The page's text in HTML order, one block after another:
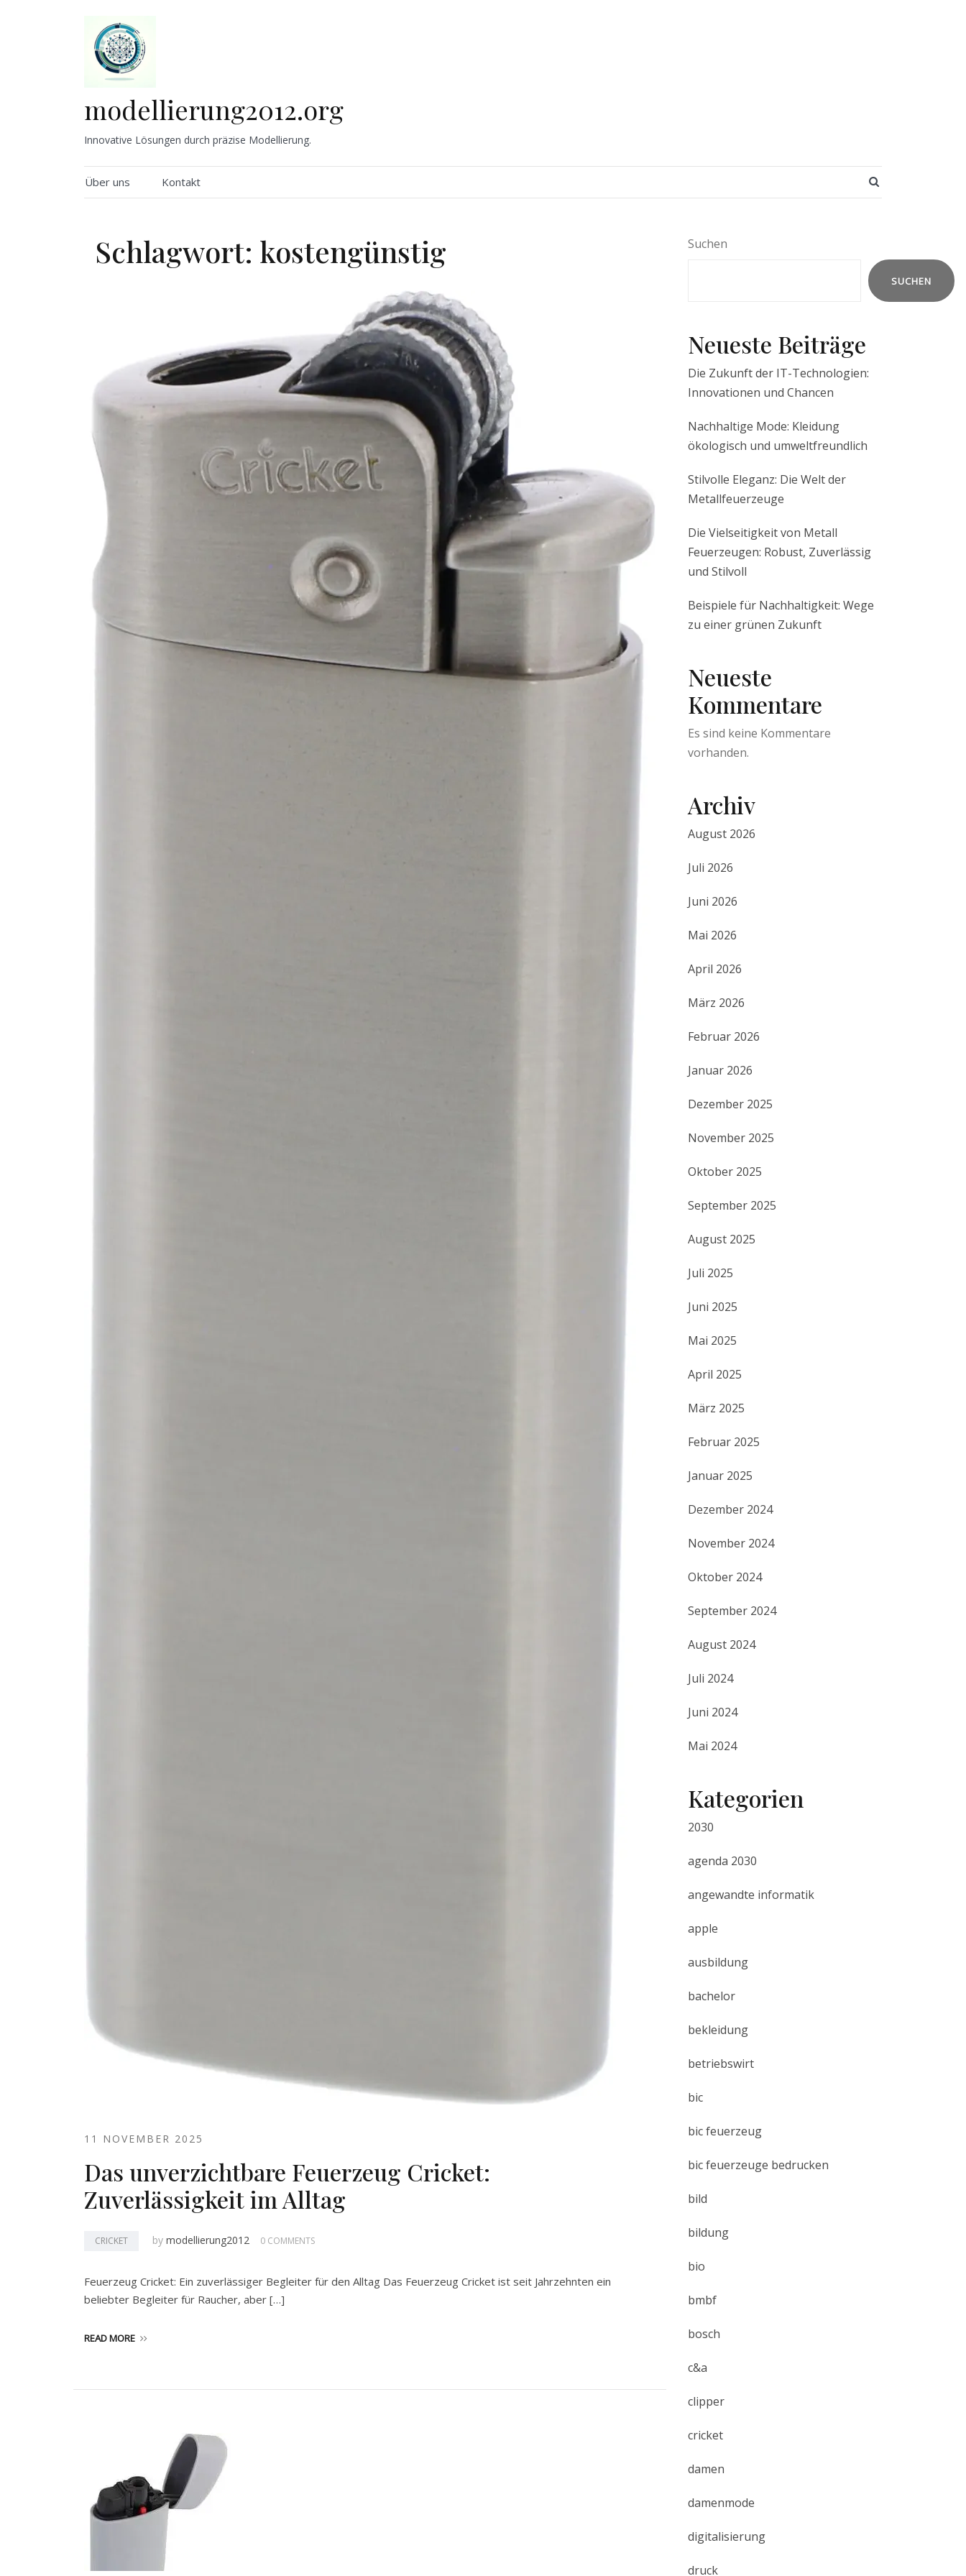
modellierung2012.org
Innovative Lösungen durch präzise Modellierung.
Über uns Kontakt
Schlagwort: kostengünstig
11 NOVEMBER 2025
Das unverzichtbare Feuerzeug Cricket:
Zuverlässigkeit im Alltag
CRICKET by modellierung2012 0 COMMENTS
Feuerzeug Cricket: Ein zuverlässiger Begleiter für den Alltag Das Feuerzeug Cricket ist seit Jahrzehnten ein
beliebter Begleiter für Raucher, aber […]
READ MORE
Suchen
SUCHEN
Neueste Beiträge
Die Zukunft der IT-Technologien:
Innovationen und Chancen
Nachhaltige Mode: Kleidung
ökologisch und umweltfreundlich
Stilvolle Eleganz: Die Welt der
Metallfeuerzeuge
Die Vielseitigkeit von Metall
Feuerzeugen: Robust, Zuverlässig
und Stilvoll
Beispiele für Nachhaltigkeit: Wege
zu einer grünen Zukunft
Neueste
Kommentare
Es sind keine Kommentare
vorhanden.
Archiv
August 2026
Juli 2026
Juni 2026
Mai 2026
April 2026
März 2026
Februar 2026
Januar 2026
Dezember 2025
November 2025
Oktober 2025
September 2025
August 2025
Juli 2025
Juni 2025
Mai 2025
April 2025
März 2025
Februar 2025
Januar 2025
Dezember 2024
November 2024
Oktober 2024
September 2024
August 2024
Juli 2024
Juni 2024
Mai 2024
Kategorien
2030
agenda 2030
angewandte informatik
apple
ausbildung
bachelor
bekleidung
betriebswirt
bic
bic feuerzeug
bic feuerzeuge bedrucken
bild
bildung
bio
bmbf
bosch
c&a
clipper
cricket
damen
damenmode
digitalisierung
druck